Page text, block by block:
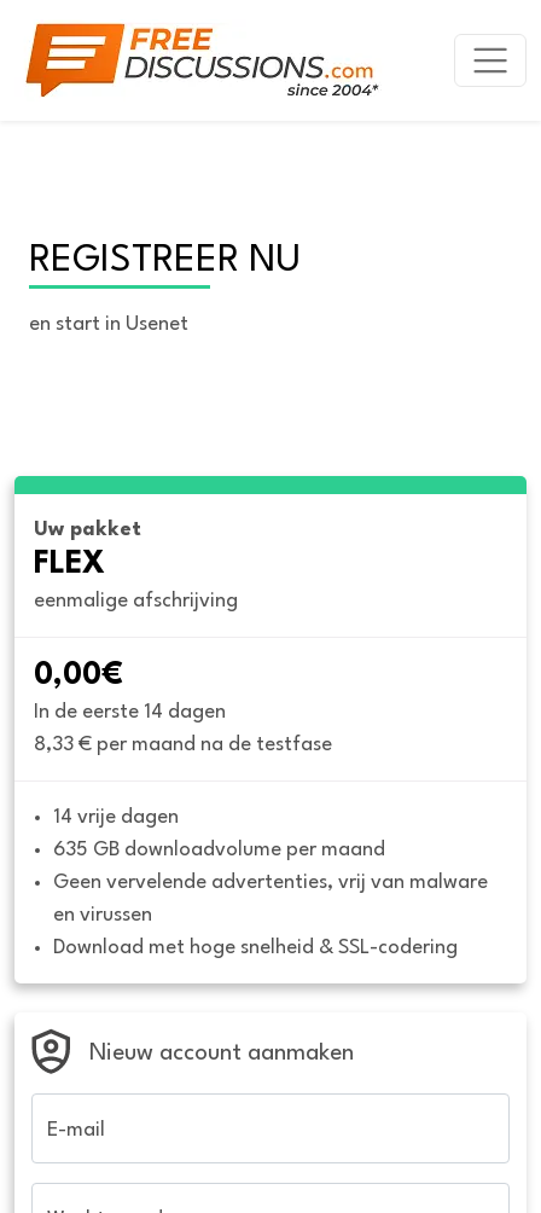
REGISTREER NU
en start in Usenet
Uw pakket
FLEX
eenmalige afschrijving
0,00€
In de eerste 14 dagen
8,33 € per maand na de testfase
14 vrije dagen
635 GB downloadvolume per maand
Geen vervelende advertenties, vrij van malware
en virussen
Download met hoge snelheid & SSL-codering
Nieuw account aanmaken
E-mail